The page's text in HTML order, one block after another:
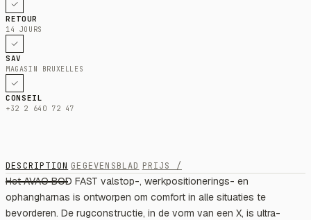
RETOUR
14 JOURS
SAV
MAGASIN BRUXELLES
CONSEIL
+32 2 640 72 47
DESCRIPTION GEGEVENSBLAD PRIJS /
Het AVAO BOD FAST valstop-, werkpositionerings- en
ophangharnas is ontworpen om comfort in alle situaties te
bevorderen. De rugconstructie, in de vorm van een X, is ultra-